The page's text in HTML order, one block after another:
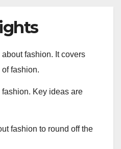
fashion. It covers
fashion.
Key ideas are
fashion to round off the